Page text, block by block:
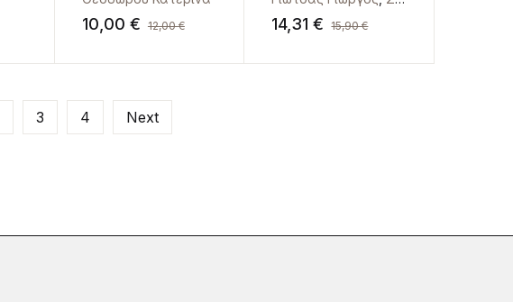
10,00 € 12,00€ 14,31€ 15,90€
3 4 Next